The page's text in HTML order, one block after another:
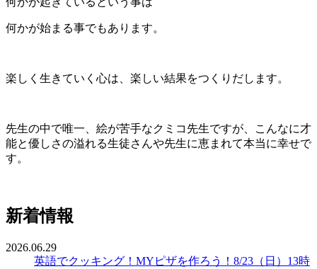
何かが始まる事でもあります。
楽しく生きていく心は、楽しい結果をつくりだします。
先生の中で唯一、絵が苦手なクミコ先生ですが、こんなに才
能と優しさの溢れる生徒さんや先生に恵まれて本当に幸せで
す。
新着情報
2026.06.29
英語でクッキング！MYピザを作ろう！8/23（日）13時